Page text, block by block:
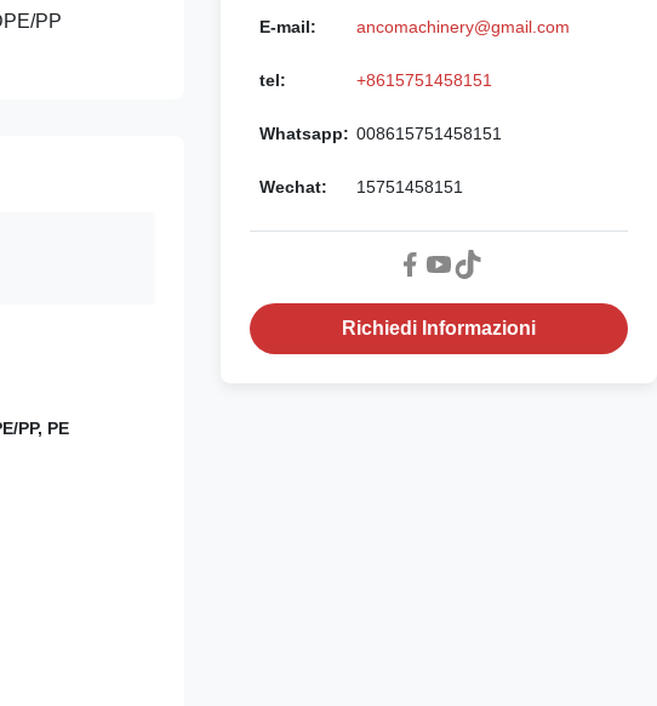
PP
PP, PE
E-mail: ancomachinery@gmail.com
tel: +8615751458151
Whatsapp: 008615751458151
Wechat: 15751458151
Richiedi Informazioni